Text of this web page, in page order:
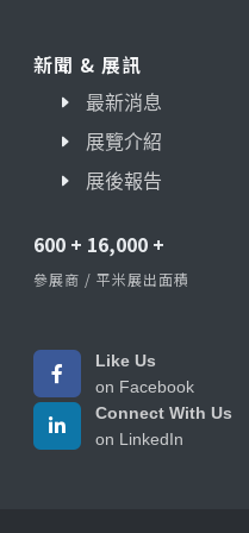
新聞 & 展訊
最新消息
展覽介紹
展後報告
600 + 16,000 +
參展商 / 平米展出面積
Like Us
on Facebook
Connect With Us
on LinkedIn